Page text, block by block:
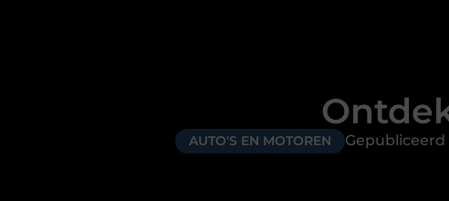
AUTO'S EN MOTOREN